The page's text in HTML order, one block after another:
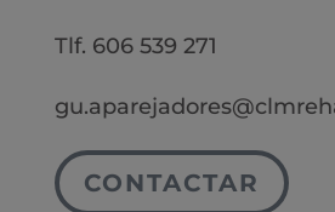
Tlf. 606 539 271
CONTACTAR